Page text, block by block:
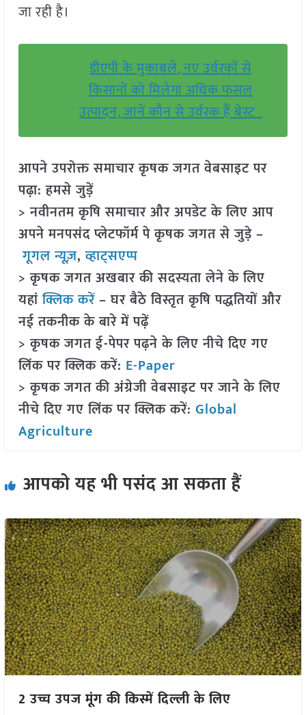
जा रही है।
डीएपी के मुकाबले, नए उर्वरकों से
किसानों को मिलेगा अधिक फसल
उत्पादन, जानें कौन से उर्वरक हैं बेस्ट
आपने उपरोक्त समाचार कृषक जगत वेबसाइट पर
पढ़ा: हमसे जुड़ें
> नवीनतम कृषि समाचार और अपडेट के लिए आप
अपने मनपसंद प्लेटफॉर्म पे कृषक जगत से जुड़े –
गूगल न्यूज़,व्हाट्सएप्प
> कृषक जगत अखबार की सदस्यता लेने के लिए
यहांक्लिक करें– घर बैठे विस्तृत कृषि पद्धतियों और
नई तकनीक के बारे में पढ़ें
> कृषक जगत ई-पेपर पढ़ने के लिए नीचे दिए गए
लिंक पर क्लिक करें: E-Paper
> कृषक जगत की अंग्रेजी वेबसाइट पर जाने के लिए
नीचे दिए गए लिंक पर क्लिक करें: Global
Agriculture
आपको यह भी पसंद आ सकता हैं
2 उच्च उपज मूंग की किस्में दिल्ली के लिए